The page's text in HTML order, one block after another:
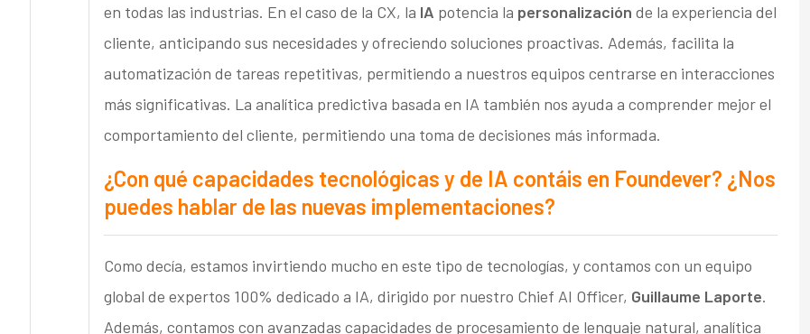
en todas las industrias. En el caso de la CX, la IA potencia la personalización de la experiencia del
cliente, anticipando sus necesidades y ofreciendo soluciones proactivas. Además, facilita la
automatización de tareas repetitivas, permitiendo a nuestros equipos centrarse en interacciones
más significativas. La analítica predictiva basada en IA también nos ayuda a comprender mejor el
comportamiento del cliente, permitiendo una toma de decisiones más informada.
¿Con qué capacidades tecnológicas y de IA contáis en Foundever? ¿Nos
puedes hablar de las nuevas implementaciones?
Como decía, estamos invirtiendo mucho en este tipo de tecnologías, y contamos con un equipo
global de expertos 100% dedicado a IA, dirigido por nuestro Chief AI Officer, Guillaume Laporte.
Además, contamos con avanzadas capacidades de procesamiento de lenguaje natural, analítica